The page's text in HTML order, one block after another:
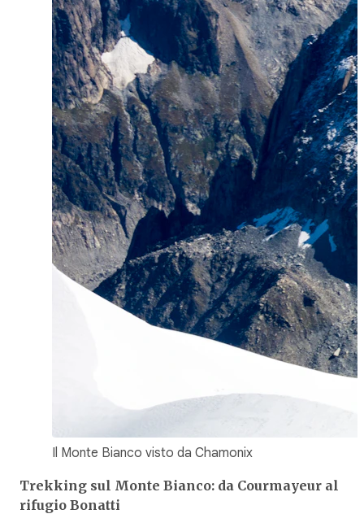
Il Monte Bianco visto da Chamonix
Trekking sul Monte Bianco: da Courmayeur al
rifugio Bonatti